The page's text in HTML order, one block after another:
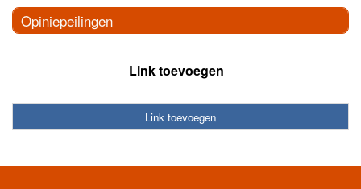
Opiniepeilingen
Link toevoegen
Link toevoegen